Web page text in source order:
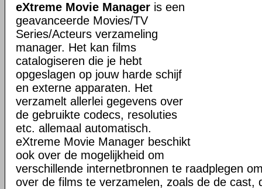
eXtreme Movie Manager is een
geavanceerde Movies/TV
Series/Acteurs verzameling
manager. Het kan films
catalogiseren die je hebt
opgeslagen op jouw harde schijf
en externe apparaten. Het
verzamelt allerlei gegevens over
de gebruikte codecs, resoluties
etc. allemaal automatisch.
eXtreme Movie Manager beschikt
ook over de mogelijkheid om
verschillende internetbronnen te raadplegen
over de films te verzamelen, zoals de de cast,